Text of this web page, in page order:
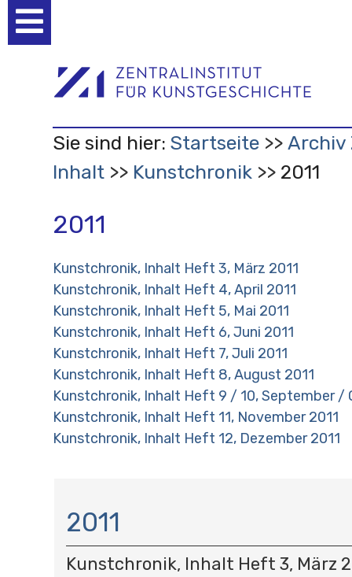
Werkzeuge
Sie sind hier: Startseite
Archiv
Inhalt
Kunstchronik 2011
2011
Kunstchronik, Inhalt Heft 3, März 2011
Kunstchronik, Inhalt Heft 4, April 2011
Kunstchronik, Inhalt Heft 5, Mai 2011
Kunstchronik, Inhalt Heft 6, Juni 2011
Kunstchronik, Inhalt Heft 7, Juli 2011
Kunstchronik, Inhalt Heft 8, August 2011
Kunstchronik, Inhalt Heft 9 / 10, September /
Kunstchronik, Inhalt Heft 11, November 2011
Kunstchronik, Inhalt Heft 12, Dezember 2011
A
V
I
G
2011
Kunstchronik, Inhalt Heft 3, März